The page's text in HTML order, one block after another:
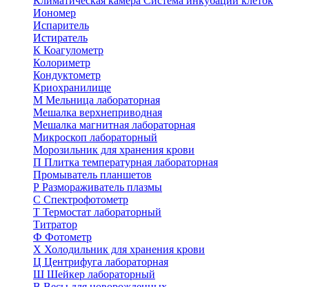
Иономер
Испаритель
Истиратель
К Коагулометр
Колориметр
Кондуктометр
Криохранилище
М Мельница лабораторная
Мешалка верхнеприводная
Мешалка магнитная лабораторная
Микроскоп лабораторный
Морозильник для хранения крови
П Плитка температурная лабораторная
Промыватель планшетов
Р Размораживатель плазмы
С Спектрофотометр
Т Термостат лабораторный
Титратор
Ф Фотометр
Х Холодильник для хранения крови
Ц Центрифуга лабораторная
Ш Шейкер лабораторный